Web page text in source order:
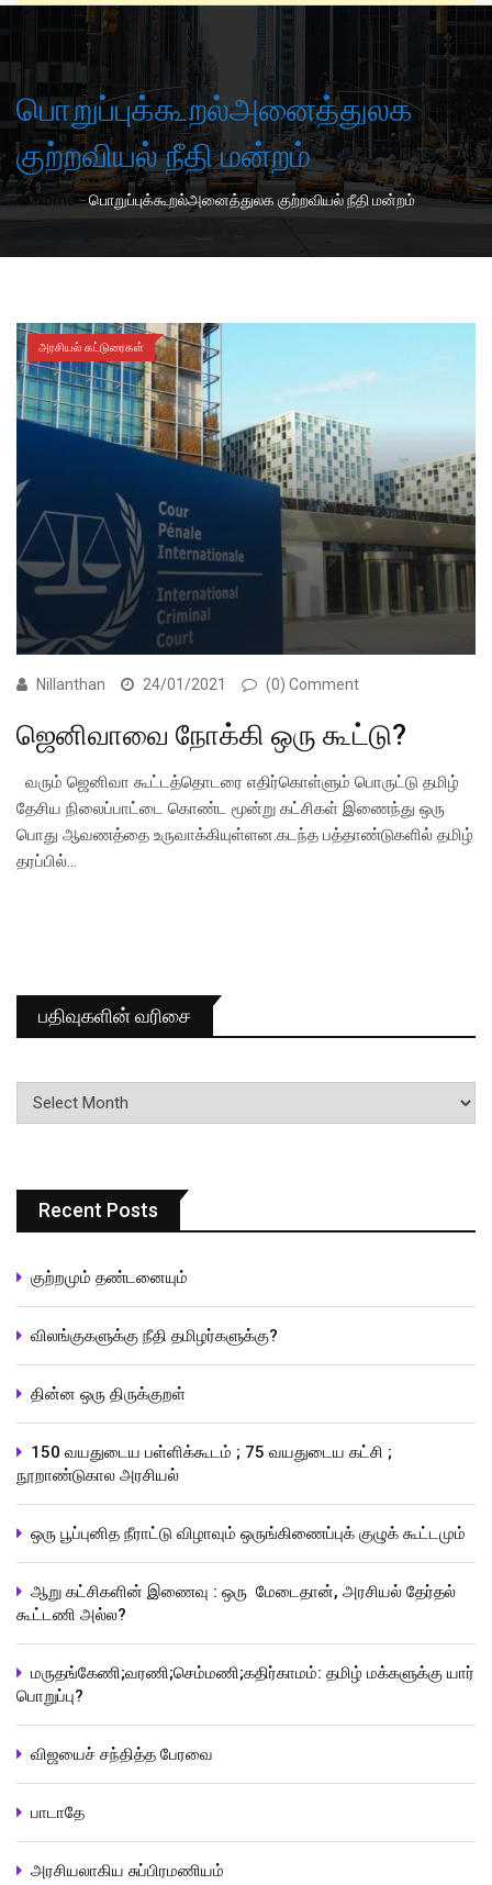
பொறுப்புக்கூறல்அனைத்துலக
குற்றவியல் நீதி மன்றம்
Home-பொறுப்புக்கூறல்அனைத்துலக குற்றவியல் நீதி மன்றம்
அரசியல் கட்டுரைகள்
Nillanthan 24/01/2021 (0) Comment
ஜெனிவாவை நோக்கி ஒரு கூட்டு?
வரும் ஜெனிவா கூட்டத்தொடரை எதிர்கொள்ளும் பொருட்டு தமிழ்
தேசிய நிலைப்பாட்டை கொண்ட மூன்று கட்சிகள் இணைந்து ஒரு
பொது ஆவணத்தை உருவாக்கியுள்ளன.கடந்த பத்தாண்டுகளில் தமிழ்
தரப்பில்…
பதிவுகளின் வரிசை
பதிவுகளின்
வரிசை
Recent Posts
குற்றமும் தண்டனையும்
விலங்குகளுக்கு நீதி தமிழர்களுக்கு?
தின்ன ஒரு திருக்குறள்
150 வயதுடைய பள்ளிக்கூடம் ; 75 வயதுடைய கட்சி ;
நூறாண்டுகால அரசியல்
ஒரு பூப்புனித நீராட்டு விழாவும் ஒருங்கிணைப்புக் குழுக் கூட்டமும்
ஆறு கட்சிகளின் இணைவு : ஒரு மேடைதான், அரசியல் தேர்தல்
கூட்டணி அல்ல?
மருதங்கேணி;வரணி;செம்மணி;கதிர்காமம்: தமிழ் மக்களுக்கு யார்
பொறுப்பு?
விஜயைச் சந்தித்த பேரவை
பாடாதே
அரசியலாகிய சுப்பிரமணியம்